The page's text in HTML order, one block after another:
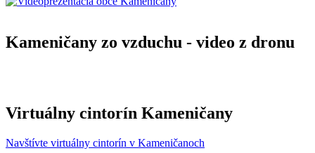
Kameničany zo vzduchu - video z dronu
Virtuálny cintorín Kameničany
Navštívte virtuálny cintorín v Kameničanoch